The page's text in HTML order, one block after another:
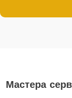
Мастера